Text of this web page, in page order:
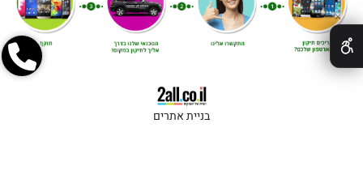
בניית אתרים
✕